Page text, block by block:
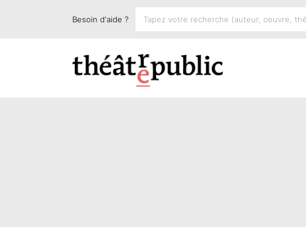
Besoin d'aide ?